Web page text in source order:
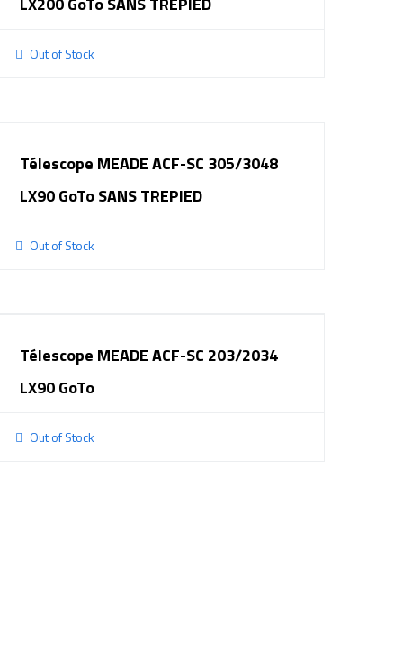
Out of Stock
Télescope MEADE ACF-SC 305/3048
LX90 GoTo SANS TREPIED
Out of Stock
Télescope MEADE ACF-SC 203/2034
LX90 GoTo
Out of Stock